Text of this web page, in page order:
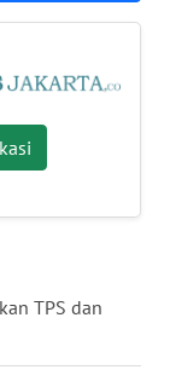
TPS dan